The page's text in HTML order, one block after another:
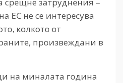
ЕС не се интересува
колкото от
произвеждани в
на миналата година